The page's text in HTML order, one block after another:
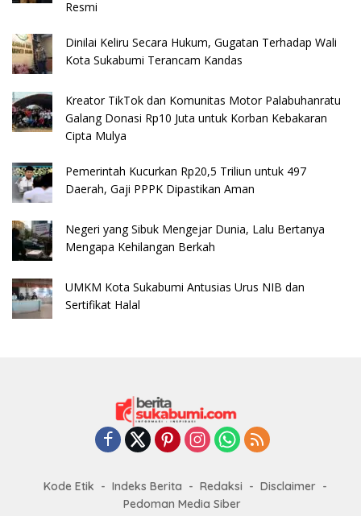
Resmi
Dinilai Keliru Secara Hukum, Gugatan Terhadap Wali
Kota Sukabumi Terancam Kandas
Kreator TikTok dan Komunitas Motor Palabuhanratu
Galang Donasi Rp10 Juta untuk Korban Kebakaran
Cipta Mulya
Pemerintah Kucurkan Rp20,5 Triliun untuk 497
Daerah, Gaji PPPK Dipastikan Aman
Negeri yang Sibuk Mengejar Dunia, Lalu Bertanya
Mengapa Kehilangan Berkah
UMKM Kota Sukabumi Antusias Urus NIB dan
Sertifikat Halal
Kode Etik Indeks Berita Redaksi
Disclaimer
Pedoman Media Siber